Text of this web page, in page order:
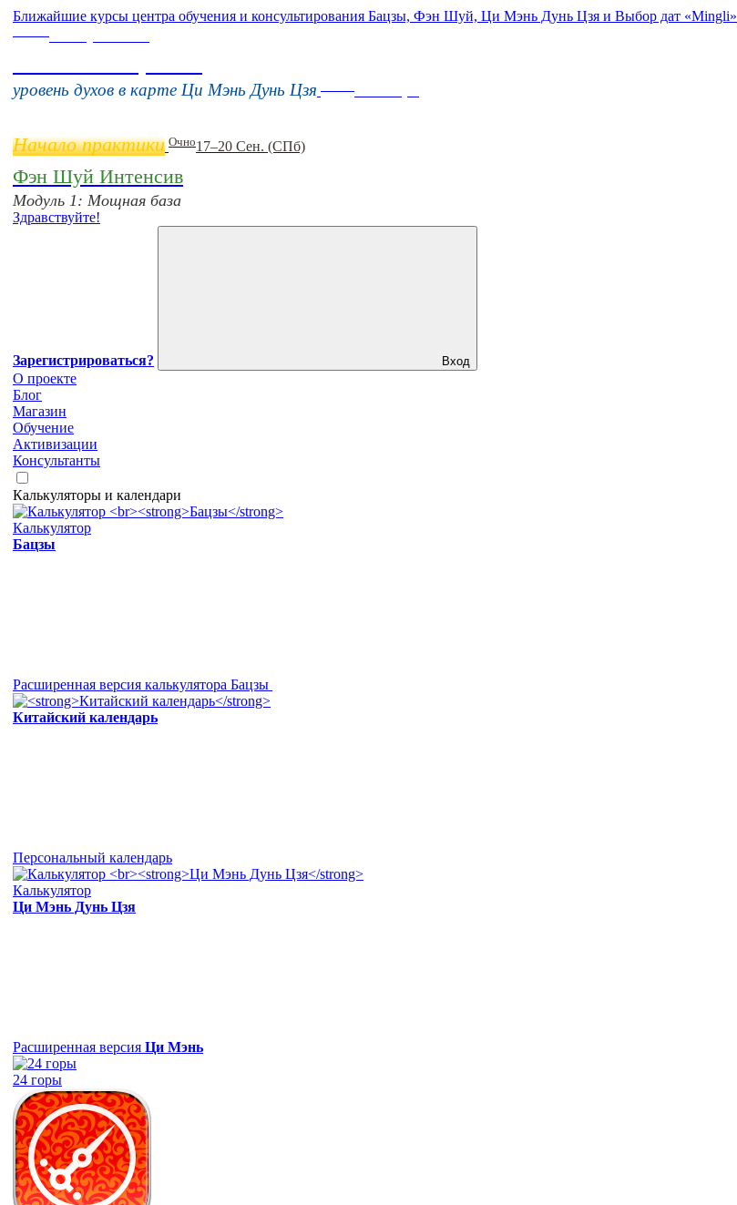
Ближайшие курсы центра обучения и консультирования Бацзы, Фэн Шуй, Ци Мэнь Дунь Цзя и Выбор дат «Mingli»
уровень духов в карте Ци Мэнь Дунь Цзя
Начало практики Очно17–20 Сен. (СПб)
Фэн Шуй Интенсив
Модуль 1: Мощная база
Здравствуйте!
Зарегистрироваться? Вход
О проекте
Блог
Магазин
Обучение
Активизации
Консультанты
Калькуляторы и календари
Калькулятор
Бацзы
Расширенная версия калькулятора Бацзы
Китайский календарь
Персональный календарь
Калькулятор
Ци Мэнь Дунь Цзя
Расширенная версия Ци Мэнь
24 горы